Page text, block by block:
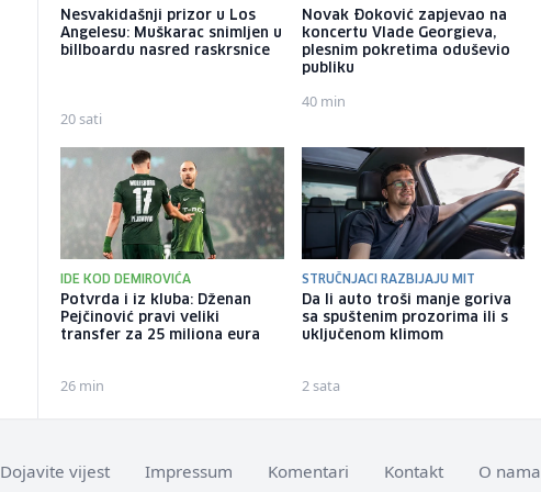
Nesvakidašnji prizor u Los
Angelesu: Muškarac snimljen u
billboardu nasred raskrsnice
20 sati
Novak Đoković zapjevao na
koncertu Vlade Georgieva,
plesnim pokretima oduševio
publiku
40 min
IDE KOD DEMIROVIĆA
Potvrda i iz kluba: Dženan
Pejčinović pravi veliki
transfer za 25 miliona eura
26 min
STRUČNJACI RAZBIJAJU MIT
Da li auto troši manje goriva
sa spuštenim prozorima ili s
uključenom klimom
2 sata
Dojavite vijest Impressum Komentari Kontakt O nama